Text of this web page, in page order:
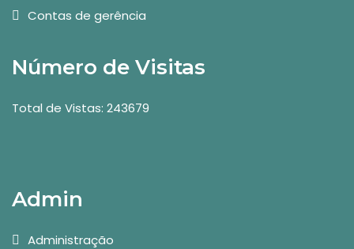
Contas de gerência
Número de Visitas
Total de Vistas: 243679
Admin
Administração